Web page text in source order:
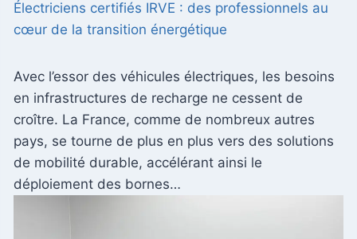
Électriciens certifiés IRVE : des professionnels au
cœur de la transition énergétique
Avec l’essor des véhicules électriques, les besoins
en infrastructures de recharge ne cessent de
croître. La France, comme de nombreux autres
pays, se tourne de plus en plus vers des solutions
de mobilité durable, accélérant ainsi le
déploiement des bornes…